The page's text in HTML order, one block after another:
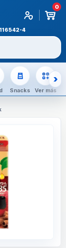
0
4
Snacks Ver más